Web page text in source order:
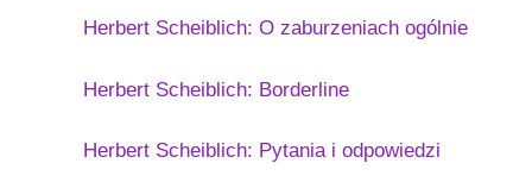
Herbert Scheiblich: O zaburzeniach ogólnie
Herbert Scheiblich: Borderline
Herbert Scheiblich: Pytania i odpowiedzi